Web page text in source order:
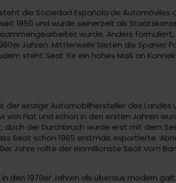
die Sociedad Española de Automóviles
1950 und wurde seinerzeit als
wurde. Anders
Jahren. Mittlerweile bieten die Spanier
steht Seat für ein hohes Maß an
der einzige Automobilhersteller des
Fiat und schon in den ersten Jahren
doch der Durchbruch wurde erst mit dem
Seat schon 1965 erstmals exportierte.
Jahre rollte der einmillionste Seat vom
den 1970er Jahren als überaus modern